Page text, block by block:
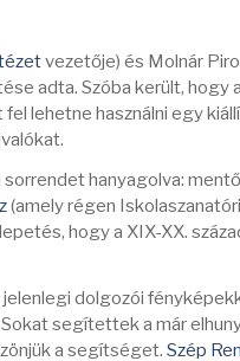
vezetője) és Molnár
adta. Szóba került, hogy
lehetne használni egy
hanyagolva:
(amely régen
hogy a XIX-XX.
dolgozói
segítettek a már
a segítséget. Szép